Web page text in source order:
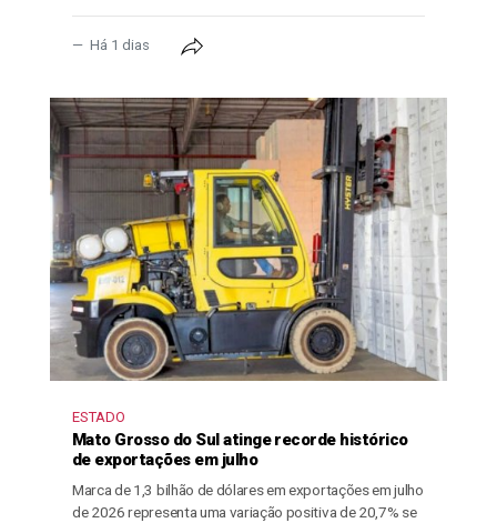
Há 1 dias
ESTADO
Mato Grosso do Sul atinge recorde histórico
de exportações em julho
Marca de 1,3 bilhão de dólares em exportações em julho
de 2026 representa uma variação positiva de 20,7% se